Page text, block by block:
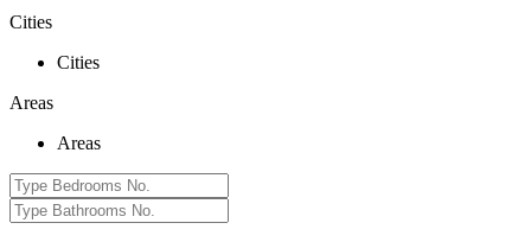
Cities
Cities
Areas
Areas